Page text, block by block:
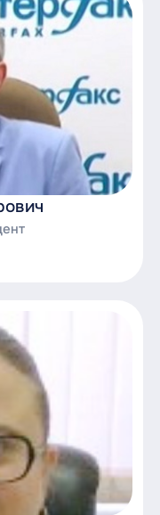
работа;
(научно-